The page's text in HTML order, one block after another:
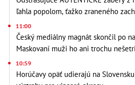
ľahla popolom, ťažko zraneného
11:00
Český mediálny magnát skončil po
Maskovaní muži ho ani trochu
10:59
Horúčavy opäť udierajú na